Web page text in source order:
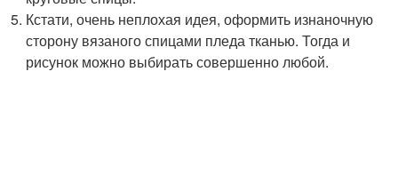
Кстати, очень неплохая идея, оформить изнаночную
сторону вязаного спицами пледа тканью. Тогда и
рисунок можно выбирать совершенно любой.